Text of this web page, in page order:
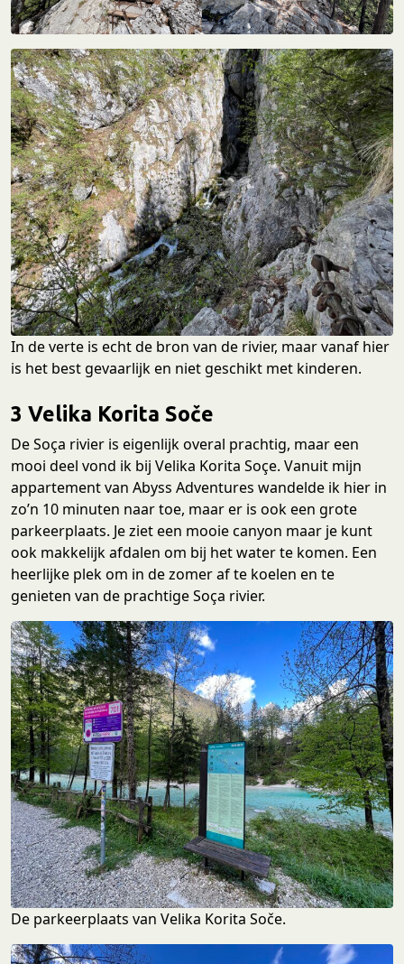
In de verte is echt de bron van de rivier, maar vanaf hier
is het best gevaarlijk en niet geschikt met kinderen.
3 Velika Korita Soče
De Soça rivier is eigenlijk overal prachtig, maar een
mooi deel vond ik bij Velika Korita Soçe. Vanuit mijn
appartement van Abyss Adventures wandelde ik hier in
zo’n 10 minuten naar toe, maar er is ook een grote
parkeerplaats. Je ziet een mooie canyon maar je kunt
ook makkelijk afdalen om bij het water te komen. Een
heerlijke plek om in de zomer af te koelen en te
genieten van de prachtige Soça rivier.
De parkeerplaats van Velika Korita Soče.